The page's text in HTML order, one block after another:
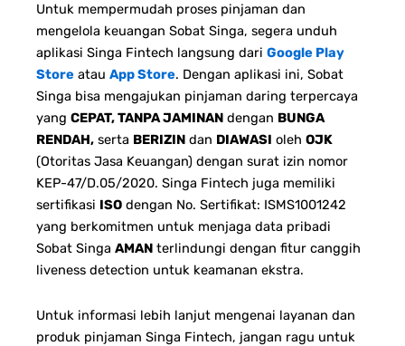
Untuk mempermudah proses pinjaman dan
mengelola keuangan Sobat Singa, segera unduh
aplikasi Singa Fintech langsung dari Google Play
Store atau App Store. Dengan aplikasi ini, Sobat
Singa bisa mengajukan pinjaman daring terpercaya
yang CEPAT, TANPA JAMINAN dengan BUNGA
RENDAH, serta BERIZIN dan DIAWASI oleh OJK
(Otoritas Jasa Keuangan) dengan surat izin nomor
KEP-47/D.05/2020. Singa Fintech juga memiliki
sertifikasi ISO dengan No. Sertifikat: ISMS1001242
yang berkomitmen untuk menjaga data pribadi
Sobat Singa AMAN terlindungi dengan fitur canggih
liveness detection untuk keamanan ekstra.
Untuk informasi lebih lanjut mengenai layanan dan
produk pinjaman Singa Fintech, jangan ragu untuk